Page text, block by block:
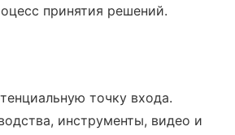
принятия решений.
точку входа.
инструменты, видео и